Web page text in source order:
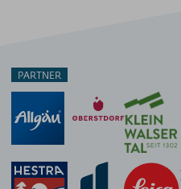
PARTNER